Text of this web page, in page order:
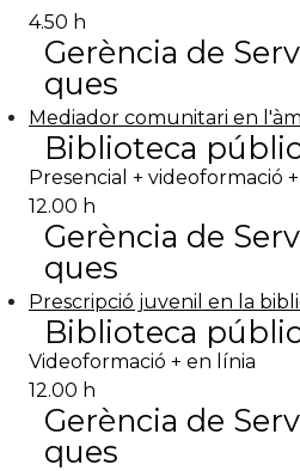
4.50 h
Gerència de
ques
Mediador comunitari en
Biblioteca
Presencial + videoformació
12.00 h
Gerència de
ques
Prescripció juvenil en la
Biblioteca
Videoformació + en línia
12.00 h
Gerència de
ques